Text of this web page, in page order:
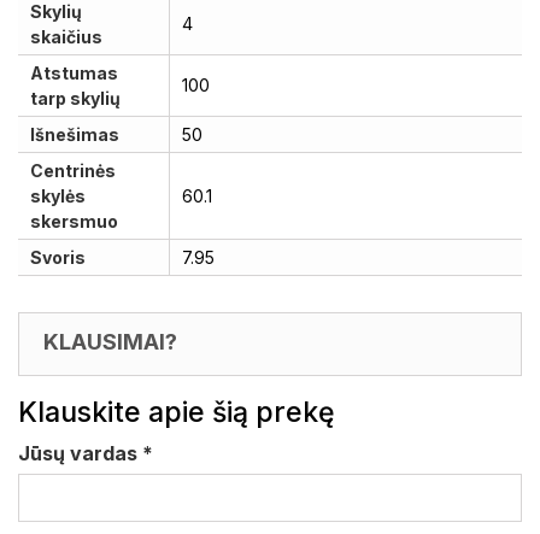
Skylių
skaičius
4
Atstumas
tarp skylių
100
Išnešimas
50
Centrinės
skylės
skersmuo
60.1
Svoris 7.95
KLAUSIMAI?
Klauskite apie šią prekę
Jūsų vardas *